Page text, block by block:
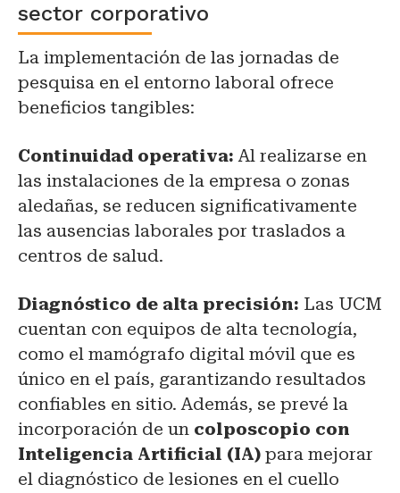
sector corporativo
La implementación de las jornadas de
pesquisa en el entorno laboral ofrece
beneficios tangibles:
Continuidad operativa: Al realizarse en
las instalaciones de la empresa o zonas
aledañas, se reducen significativamente
las ausencias laborales por traslados a
centros de salud.
Diagnóstico de alta precisión: Las UCM
cuentan con equipos de alta tecnología,
como el mamógrafo digital móvil que es
único en el país, garantizando resultados
confiables en sitio. Además, se prevé la
incorporación de un colposcopio con
Inteligencia Artificial (IA) para mejorar
el diagnóstico de lesiones en el cuello